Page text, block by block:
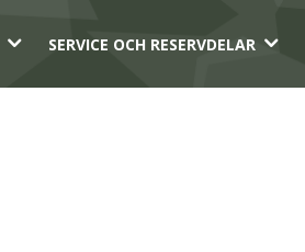
3 SERVICE OCH RESERVDELAR 3